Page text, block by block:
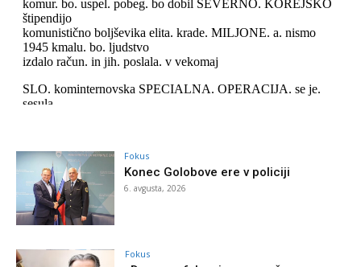
Fokus
Konec Golobove ere v policiji
6. avgusta, 2026
Fokus